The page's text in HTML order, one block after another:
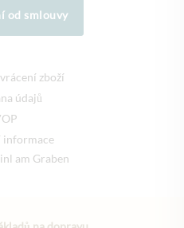
od smlouvy
zboží
údajů
informace
am Graben